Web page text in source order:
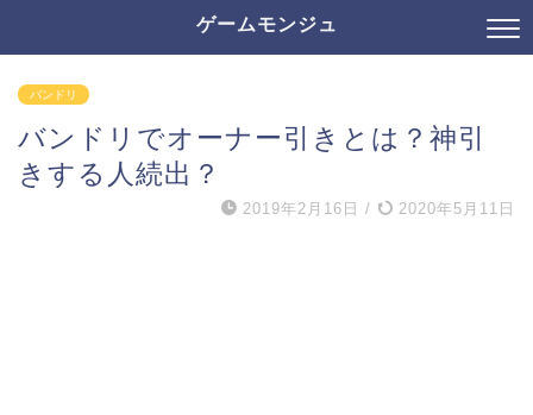
ゲームモンジュ
バンドリ
バンドリでオーナー引きとは？神引
きする人続出？
2019年2月16日 / 2020年5月11日